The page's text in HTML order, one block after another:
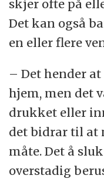
skjer ofte på
Det kan også
en eller flere
– Det hender
hjem, men det
drukket eller
det bidrar til at
måte. Det å
overstadig